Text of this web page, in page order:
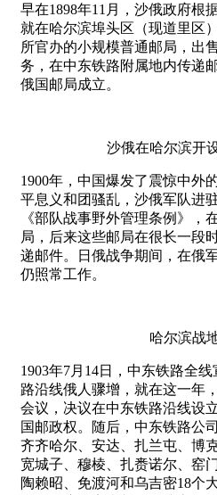
早在1898年11月，沙俄政府根
就在哈尔滨埠头区（现道里区
所官办的小规模普通邮局，出
务，在中东铁路附属地内传递
俄国邮局成立。
沙俄在哈尔滨开
1900年，中国爆发了震惊中外
平息义和团骚乱，沙俄军队进
《部队战事野外管理条例》，
局，后来这些邮局在很长一段
递邮件。日俄战争期间，在俄
仍照常工作。
哈尔滨战
1903年7月14日，中东铁路全
路沿线俄人骤增，就在这一年
会议，决议在中东铁路沿线设
国邮政权。随后，中东铁路公
齐齐哈尔、安达、扎兰屯、博
宽城子、穆棱、扎赉诺尔、窑
陶赖昭、免渡河和乌吉密18个